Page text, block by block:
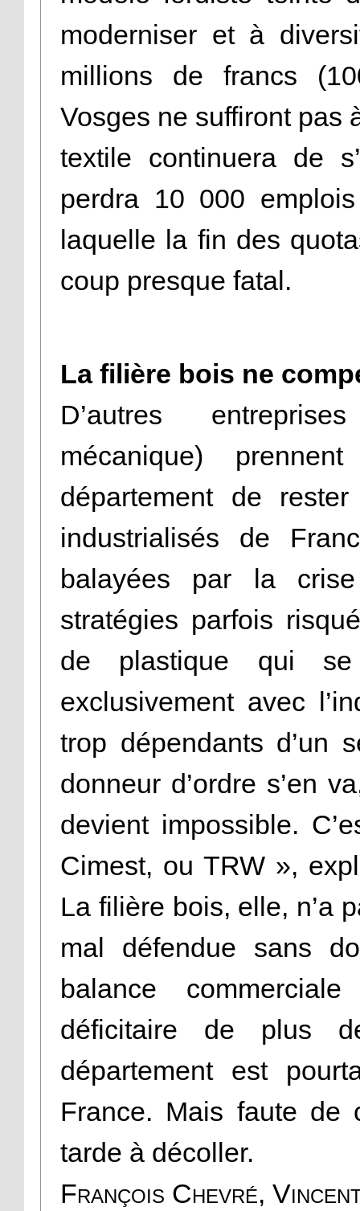
moderniser et à
millions de francs
Vosges ne suffiront pas
textile continuera de
perdra 10 000
laquelle la fin des
coup presque fatal.
La filière bois ne
D’autres
mécanique)
département de
industrialisés de
balayées par la
stratégies parfois
de plastique qui se
exclusivement avec
trop dépendants d’un
donneur d’ordre s’en
devient impossible.
Cimest, ou TRW »,
La filière bois, elle, n’a
mal défendue sans
balance
déficitaire de plus
département est
France. Mais faute de
tarde à décoller.
François Chevré,